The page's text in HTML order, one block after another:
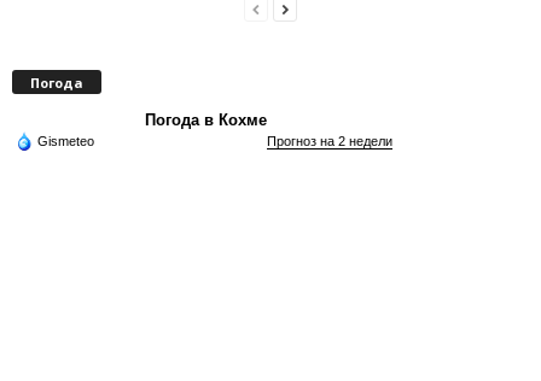
Погода
Погода в Кохме
Gismeteo Прогноз на 2 недели